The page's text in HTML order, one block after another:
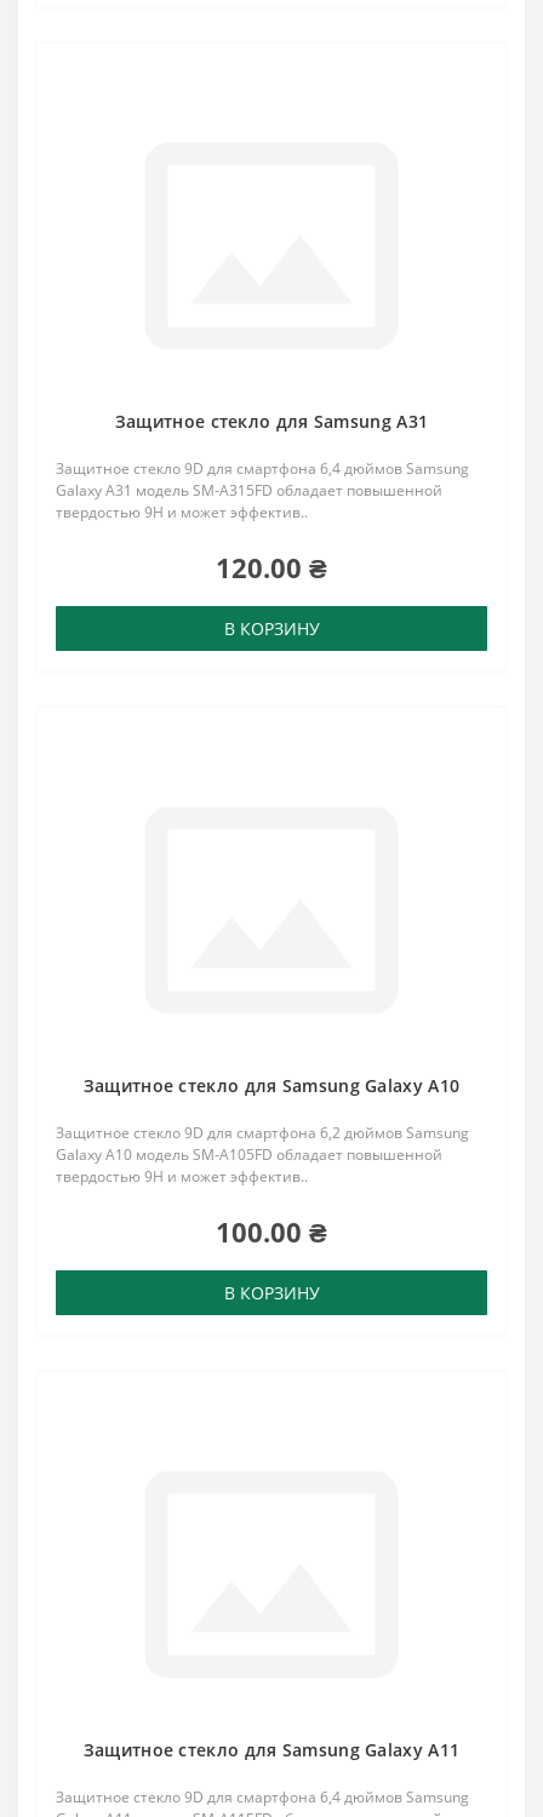
Защитное стекло для Samsung A31
Защитное стекло 9D для смартфона 6,4 дюймов Samsung
Galaxy A31 модель SM-A315FD обладает повышенной
твердостью 9H и может эффектив..
120.00 ₴
В КОРЗИНУ
Защитное стекло для Samsung Galaxy A10
Защитное стекло 9D для смартфона 6,2 дюймов Samsung
Galaxy A10 модель SM-A105FD обладает повышенной
твердостью 9H и может эффектив..
100.00 ₴
В КОРЗИНУ
Защитное стекло для Samsung Galaxy A11
Защитное стекло 9D для смартфона 6,4 дюймов Samsung